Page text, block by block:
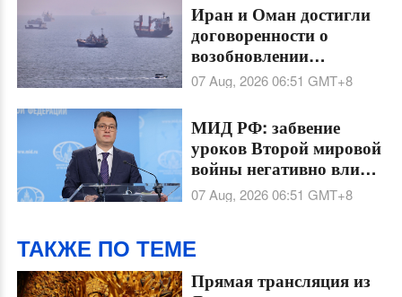
Иран и Оман достигли
договоренности о
возобновлении
судоходства через
Ормузский пролив на
60 дней
07 Aug, 2026 06:51 GMT+8
МИД РФ: забвение
уроков Второй мировой
войны негативно влияет
на глобальную и
региональную
07 Aug, 2026 06:51 GMT+8
ТАКЖЕ ПО ТЕМЕ
Прямая трансляция из